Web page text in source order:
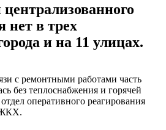
нет в трех
и на 11 улицах.
с ремонтными работами часть
без теплоснабжения и горячей
отдел оперативного реагирования
ЖКХ.